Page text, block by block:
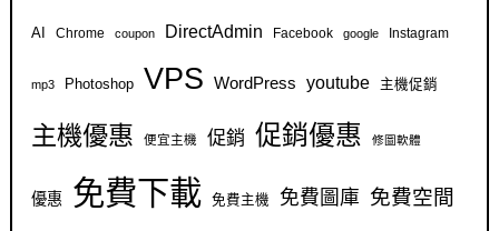
AI Chrome coupon DirectAdmin Facebook google Instagram
mp3 Photoshop VPS WordPress youtube 主機促銷
主機優惠 便宜主機 促銷 促銷優惠 修圖軟體
優惠 免費下載 免費主機 免費圖庫 免費空間